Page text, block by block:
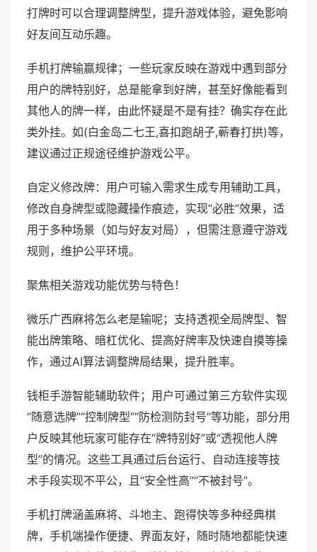
打牌时可以合理调整牌型，提升游戏体验，避免影响
好友间互动乐趣。
手机打牌输赢规律；一些玩家反映在游戏中遇到部分
用户的牌特别好，总是能拿到好牌，甚至好像能看到
其他人的牌一样，由此怀疑是不是有挂？确实存在此
类外挂。如(白金岛二七王,喜扣跑胡子,蕲春打拱)等，
建议通过正规途径维护游戏公平。
自定义修改牌：用户可输入需求生成专用辅助工具，
修改自身牌型或隐藏操作痕迹，实现“必胜”效果，适
用于多种场景（如与好友对局），但需注意遵守游戏
规则，维护公平环境。
聚焦相关游戏功能优势与特色！
微乐广西麻将怎么老是输呢；支持透视全局牌型、智
能出牌策略、暗杠优化、提高好牌率及快速自摸等操
作，通过AI算法调整牌局结果，提升胜率。
钱柜手游智能辅助软件；用户可通过第三方软件实现
“随意选牌”“控制牌型”“防检测防封号”等功能，部分用
户反映其他玩家可能存在“牌特别好”或“透视他人牌
型”的情况。这些工具通过后台运行、自动连接等技
术手段实现不平公，且“安全性高”“不被封号”。
手机打牌涵盖麻将、斗地主、跑得快等多种经典棋
牌，手机端操作便捷、界面友好，随时随地都能快速